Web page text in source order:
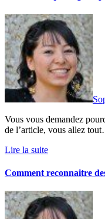
Vous vous demandez pourquoi une hémoroïde saigne? Dans la suite
de l’article, vous allez
Lire la suite
Comment reconnaitre